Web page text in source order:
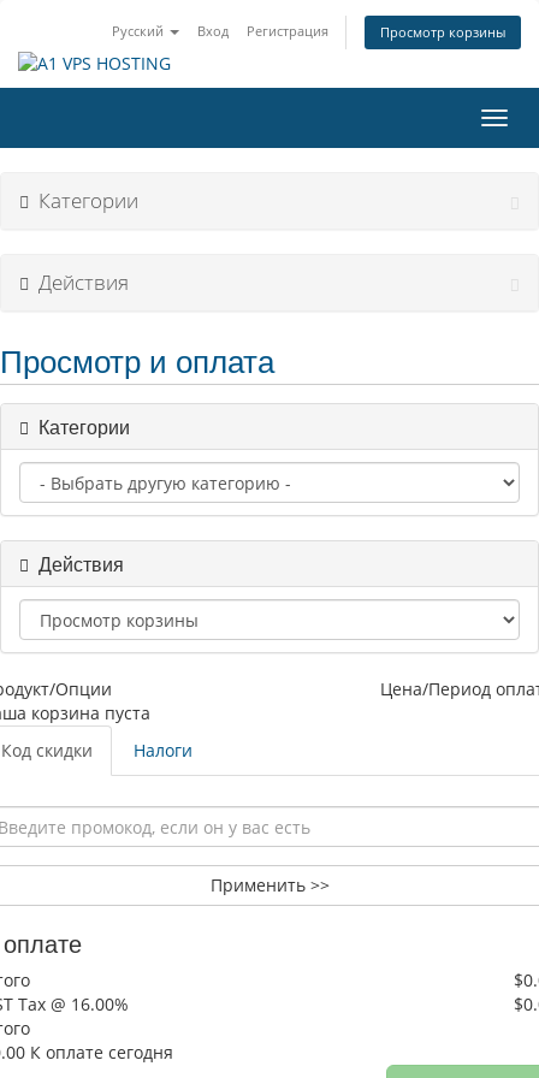
Русский Вход Регистрация Просмотр корзины
Категории
Действия
Просмотр и оплата
Категории
Действия
Опции
Цена/Период
корзина пуста
Код скидки
Налоги
Применить >>
Tax @ 16.00%
К оплате сегодня